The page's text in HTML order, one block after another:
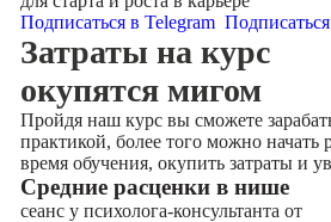
Подписаться в Telegram
Затраты на курс
окупятся мигом
Пройдя наш курс вы сможете
практикой, более того можно начать
время обучения, окупить затраты и
Cредние расценки в нише
сеанс у психолога-консультанта от